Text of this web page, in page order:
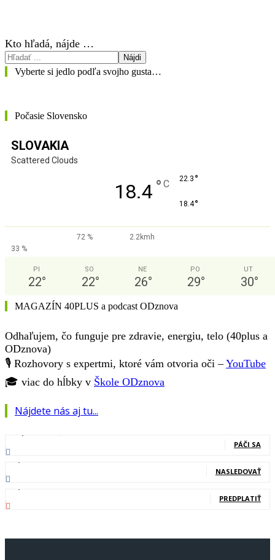
Kto hľadá, nájde …
Nájdi
Vyberte si jedlo podľa svojho gusta…
Počasie Slovensko
SLOVAKIA
Scattered Clouds
18.4 ° C 22.3 °
18.4°
72 %
2.2kmh
33 %
PI
22°
SO
22°
NE
26°
PO
29°
UT
30°
MAGAZÍN 40PLUS a podcast ODznova
Odhaľujem, čo funguje pre zdravie, energiu, telo (40plus a
ODznova)
🎙️ Rozhovory s expertmi, ktoré vám otvoria oči –YouTube
🎓 viac do hĺbky v Škole ODznova
Nájdete nás aj tu...
PÁČI SA
NASLEDOVAŤ
PREDPLATIŤ